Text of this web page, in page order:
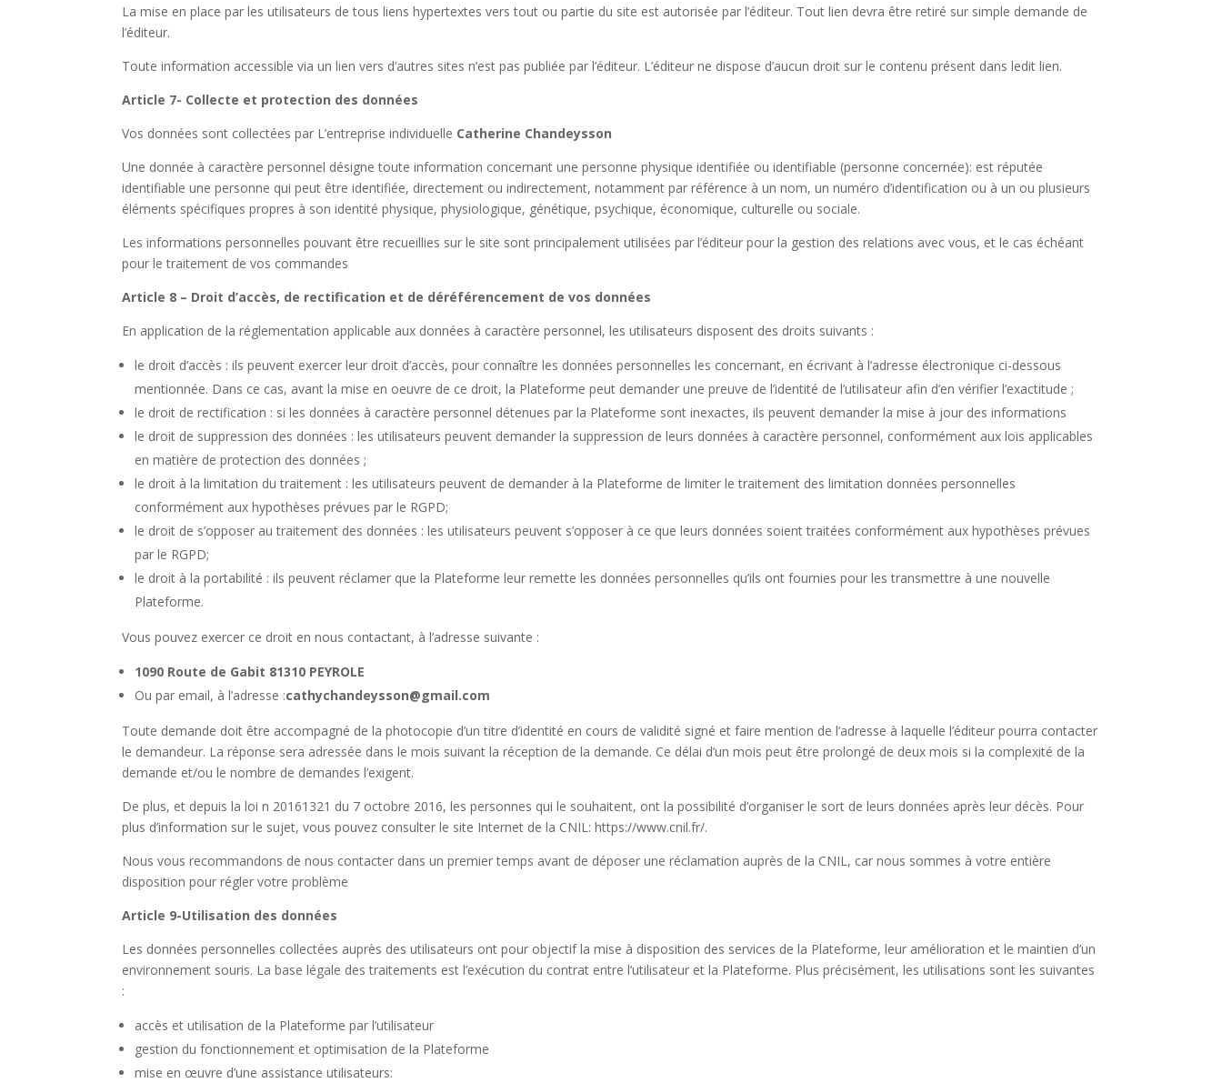
La mise en place par les utilisateurs de tous liens hypertextes vers tout ou partie du site est autorisée par l’éditeur. Tout lien devra être retiré sur simple demande de
l’éditeur.
Toute information accessible via un lien vers d’autres sites n’est pas publiée par l’éditeur. L’éditeur ne dispose d’aucun droit sur le contenu présent dans ledit lien.
Article 7- Collecte et protection des données
Vos données sont collectées par L’entreprise individuelle Catherine Chandeysson
Une donnée à caractère personnel désigne toute information concernant une personne physique identifiée ou identifiable (personne concernée): est réputée
identifiable une personne qui peut être identifiée, directement ou indirectement, notamment par référence à un nom, un numéro d’identification ou à un ou plusieurs
éléments spécifiques propres à son identité physique, physiologique, génétique, psychique, économique, culturelle ou sociale.
Les informations personnelles pouvant être recueillies sur le site sont principalement utilisées par l’éditeur pour la gestion des relations avec vous, et le cas échéant
pour le traitement de vos commandes
Article 8 – Droit d’accès, de rectification et de déréférencement de vos données
En application de la réglementation applicable aux données à caractère personnel, les utilisateurs disposent des droits suivants :
le droit d’accès : ils peuvent exercer leur droit d’accès, pour connaître les données personnelles les concernant, en écrivant à l’adresse électronique ci-dessous
mentionnée. Dans ce cas, avant la mise en oeuvre de ce droit, la Plateforme peut demander une preuve de l’identité de l’utilisateur afin d’en vérifier l’exactitude ;
le droit de rectification : si les données à caractère personnel détenues par la Plateforme sont inexactes, ils peuvent demander la mise à jour des informations
le droit de suppression des données : les utilisateurs peuvent demander la suppression de leurs données à caractère personnel, conformément aux lois applicables
en matière de protection des données ;
le droit à la limitation du traitement : les utilisateurs peuvent de demander à la Plateforme de limiter le traitement des limitation données personnelles
conformément aux hypothèses prévues par le RGPD;
le droit de s’opposer au traitement des données : les utilisateurs peuvent s’opposer à ce que leurs données soient traitées conformément aux hypothèses prévues
par le RGPD;
le droit à la portabilité : ils peuvent réclamer que la Plateforme leur remette les données personnelles qu’ils ont fournies pour les transmettre à une nouvelle
Plateforme.
Vous pouvez exercer ce droit en nous contactant, à l’adresse suivante :
1090 Route de Gabit 81310 PEYROLE
Ou par email, à l’adresse :cathychandeysson@gmail.com
Toute demande doit être accompagné de la photocopie d’un titre d’identité en cours de validité signé et faire mention de l’adresse à laquelle l’éditeur pourra contacter
le demandeur. La réponse sera adressée dans le mois suivant la réception de la demande. Ce délai d’un mois peut être prolongé de deux mois si la complexité de la
demande et/ou le nombre de demandes l’exigent.
De plus, et depuis la loi n 20161321 du 7 octobre 2016, les personnes qui le souhaitent, ont la possibilité d’organiser le sort de leurs données après leur décès. Pour
plus d’information sur le sujet, vous pouvez consulter le site Internet de la CNIL: https://www.cnil.fr/.
Nous vous recommandons de nous contacter dans un premier temps avant de déposer une réclamation auprès de la CNIL, car nous sommes à votre entière
disposition pour régler votre problème
Article 9-Utilisation des données
Les données personnelles collectées auprès des utilisateurs ont pour objectif la mise à disposition des services de la Plateforme, leur amélioration et le maintien d’un
environnement souris. La base légale des traitements est l’exécution du contrat entre l’utilisateur et la Plateforme. Plus précisément, les utilisations sont les suivantes
:
accès et utilisation de la Plateforme par l’utilisateur
gestion du fonctionnement et optimisation de la Plateforme
mise en œuvre d’une assistance utilisateurs: